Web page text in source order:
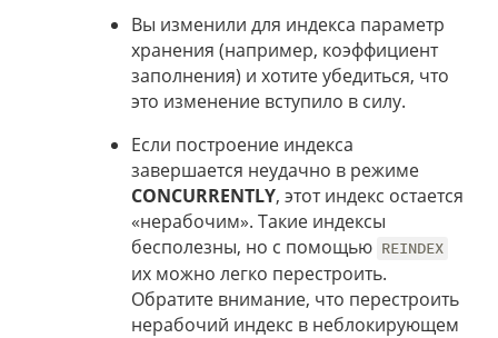
Вы изменили для индекса параметр
хранения (например, коэффициент
заполнения) и хотите убедиться, что
это изменение вступило в силу.
Если построение индекса
завершается неудачно в режиме
CONCURRENTLY, этот индекс остается
«нерабочим». Такие индексы
бесполезны, но с помощью REINDEX
их можно легко перестроить.
Обратите внимание, что перестроить
нерабочий индекс в неблокирующем